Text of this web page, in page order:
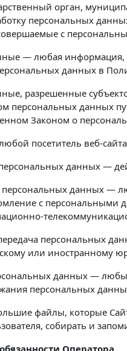
орган,
персональных
с
— любая информация,
данных в
разрешенные
персональных данных
Законом о
посетитель веб-сайта
данных —
персональных данных —
с персональными
персональных
или иностранному
данных —
персональных
файлы, которые
собирать и
Оператора